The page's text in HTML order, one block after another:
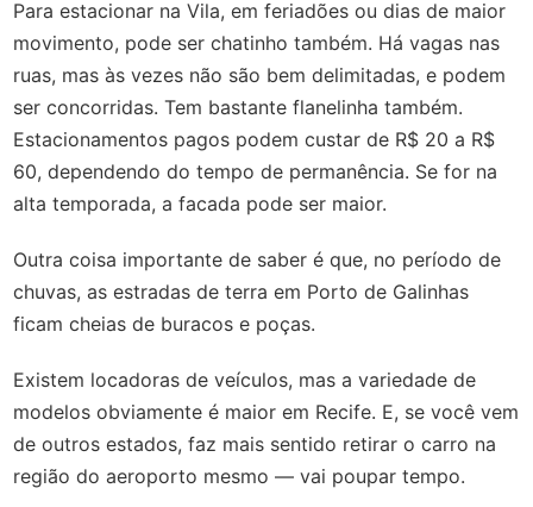
Para estacionar na Vila, em feriadões ou dias de maior
movimento, pode ser chatinho também. Há vagas nas
ruas, mas às vezes não são bem delimitadas, e podem
ser concorridas. Tem bastante flanelinha também.
Estacionamentos pagos podem custar de R$ 20 a R$
60, dependendo do tempo de permanência. Se for na
alta temporada, a facada pode ser maior.
Outra coisa importante de saber é que, no período de
chuvas, as estradas de terra em Porto de Galinhas
ficam cheias de buracos e poças.
Existem locadoras de veículos, mas a variedade de
modelos obviamente é maior em Recife. E, se você vem
de outros estados, faz mais sentido retirar o carro na
região do aeroporto mesmo — vai poupar tempo.